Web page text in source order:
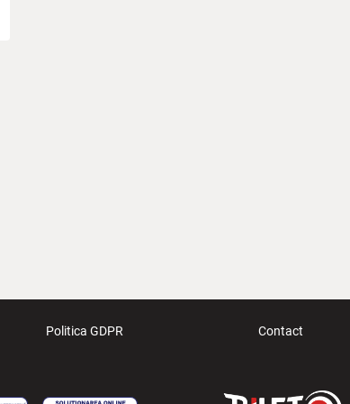
Politica GDPR Contact